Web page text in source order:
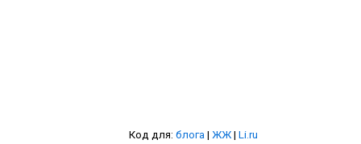
Код для: блога | ЖЖ | Li.ru